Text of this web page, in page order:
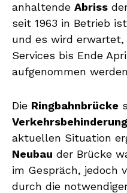
anhaltende Abriss
seit 1963 in Betrieb
und es wird erwartet,
Services bis Ende
aufgenommen
Die Ringbahnbrücke
aktuellen Situation
Neubau der Brücke
im Gespräch, jedoch
durch die